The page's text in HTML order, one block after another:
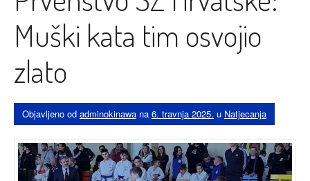
Muški kata tim osvojio
zlato
Objavljeno od adminokinawa na 6. travnja 2025. u Natjecanja